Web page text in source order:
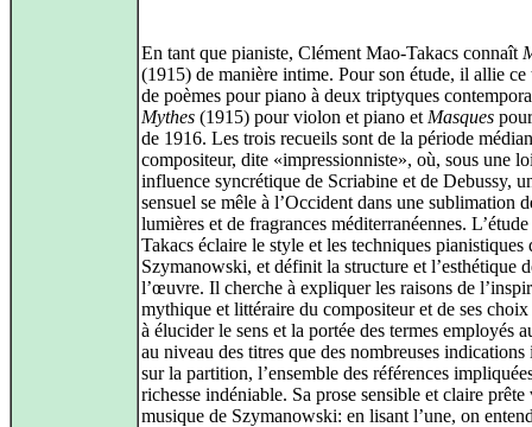
En tant que pianiste, Clément Mao-Takacs connaît
(1915) de manière intime. Pour son étude, il allie
de poèmes pour piano à deux triptyques
Mythes (1915) pour violon et piano et Masques
de 1916. Les trois recueils sont de la période
compositeur, dite «impressionniste», où, sous une
influence syncrétique de Scriabine et de Debussy,
sensuel se mêle à l’Occident dans une sublimation
lumières et de fragrances méditerranéennes.
Takacs éclaire le style et les techniques pianistiques
Szymanowski, et définit la structure et l’esthétique
l’œuvre. Il cherche à expliquer les raisons de
mythique et littéraire du compositeur et de ses choix
à élucider le sens et la portée des termes employés
au niveau des titres que des nombreuses indications
sur la partition, l’ensemble des références
richesse indéniable. Sa prose sensible et claire prête
musique de Szymanowski: en lisant l’une, on